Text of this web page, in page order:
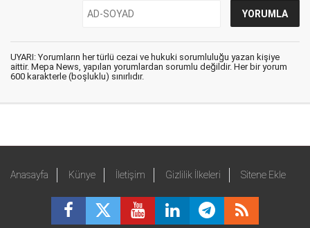
UYARI: Yorumların her türlü cezai ve hukuki sorumluluğu yazan kişiye
aittir. Mepa News, yapılan yorumlardan sorumlu değildir. Her bir yorum
600 karakterle (boşluklu) sınırlıdır.
Anasayfa Künye İletişim Gizlilik İlkeleri Sitene Ekle